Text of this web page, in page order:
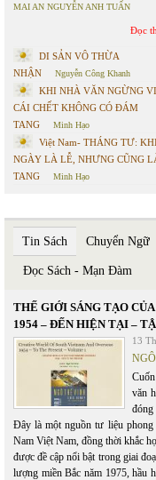
MAI AN NGUYỄN ANH TUẤN
Đọc
DI SẢN VÔ THỪA
NHẬN
Nguyễn Công Khanh
KHI NHÀ VĂN NGỪNG
CÁI CHẾT KHÔNG CÓ ĐÁM
TANG
Minh Hạo
Việt Nam- THÁNG TƯ:
NGÀY LÀ LỄ, NHƯNG CŨNG
TANG
Minh Hạo
Tin Sách Chuyển Ngữ
Đọc Sách - Mạn Đàm
THẾ GIỚI SÁNG TẠO
1954 – ĐẾN HIỆN TẠI –
13
văn
Đây là một nguồn tư liệu
Nam Việt Nam, đồng thời khắc
được đề cập nổi bật trong giai
lượng miền Bắc năm 1975, hầu